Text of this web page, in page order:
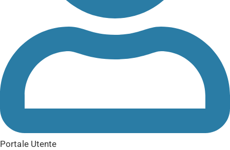
Portale Utente